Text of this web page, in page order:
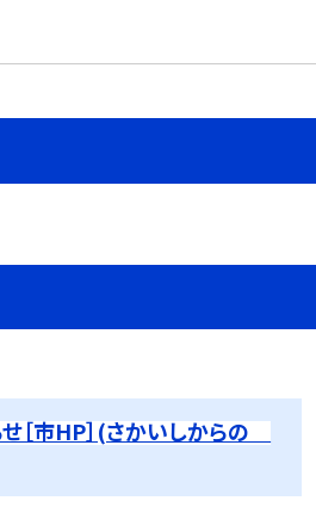
［市HP］(さかいしからの